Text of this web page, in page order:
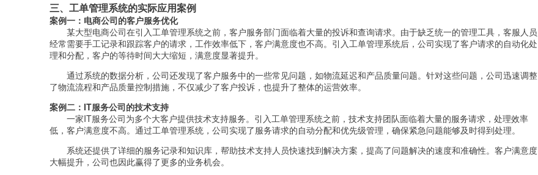
三、工单管理系统的实际应用案例
案例一：电商公司的客户服务优化
某大型电商公司在引入工单管理系统之前，客户服务部门面临着大量的投诉和查询请求。由于缺乏统一的管理工具，客服人员
经常需要手工记录和跟踪客户的请求，工作效率低下，客户满意度也不高。引入工单管理系统后，公司实现了客户请求的自动化处
理和分配，客户的等待时间大大缩短，满意度显著提升。
通过系统的数据分析，公司还发现了客户服务中的一些常见问题，如物流延迟和产品质量问题。针对这些问题，公司迅速调整
了物流流程和产品质量控制措施，不仅减少了客户投诉，也提升了整体的运营效率。
案例二：IT服务公司的技术支持
一家IT服务公司为多个大客户提供技术支持服务。引入工单管理系统之前，技术支持团队面临着大量的服务请求，处理效率
低，客户满意度不高。通过工单管理系统，公司实现了服务请求的自动分配和优先级管理，确保紧急问题能够及时得到处理。
系统还提供了详细的服务记录和知识库，帮助技术支持人员快速找到解决方案，提高了问题解决的速度和准确性。客户满意度
大幅提升，公司也因此赢得了更多的业务机会。